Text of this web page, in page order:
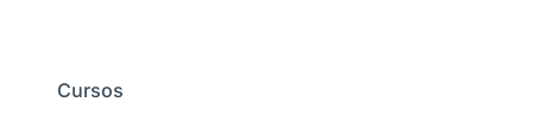
Cursos